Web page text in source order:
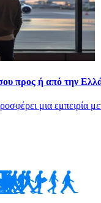
προς ή από την
μια εμπειρία